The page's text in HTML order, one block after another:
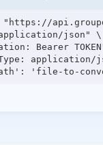
"https://
json" \
Bearer
application/